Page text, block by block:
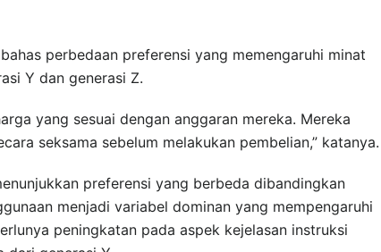
perbedaan preferensi yang memengaruhi minat
Y dan generasi Z.
yang sesuai dengan anggaran mereka. Mereka
seksama sebelum melakukan pembelian,” katanya.
preferensi yang berbeda dibandingkan
menjadi variabel dominan yang mempengaruhi
peningkatan pada aspek kejelasan instruksi